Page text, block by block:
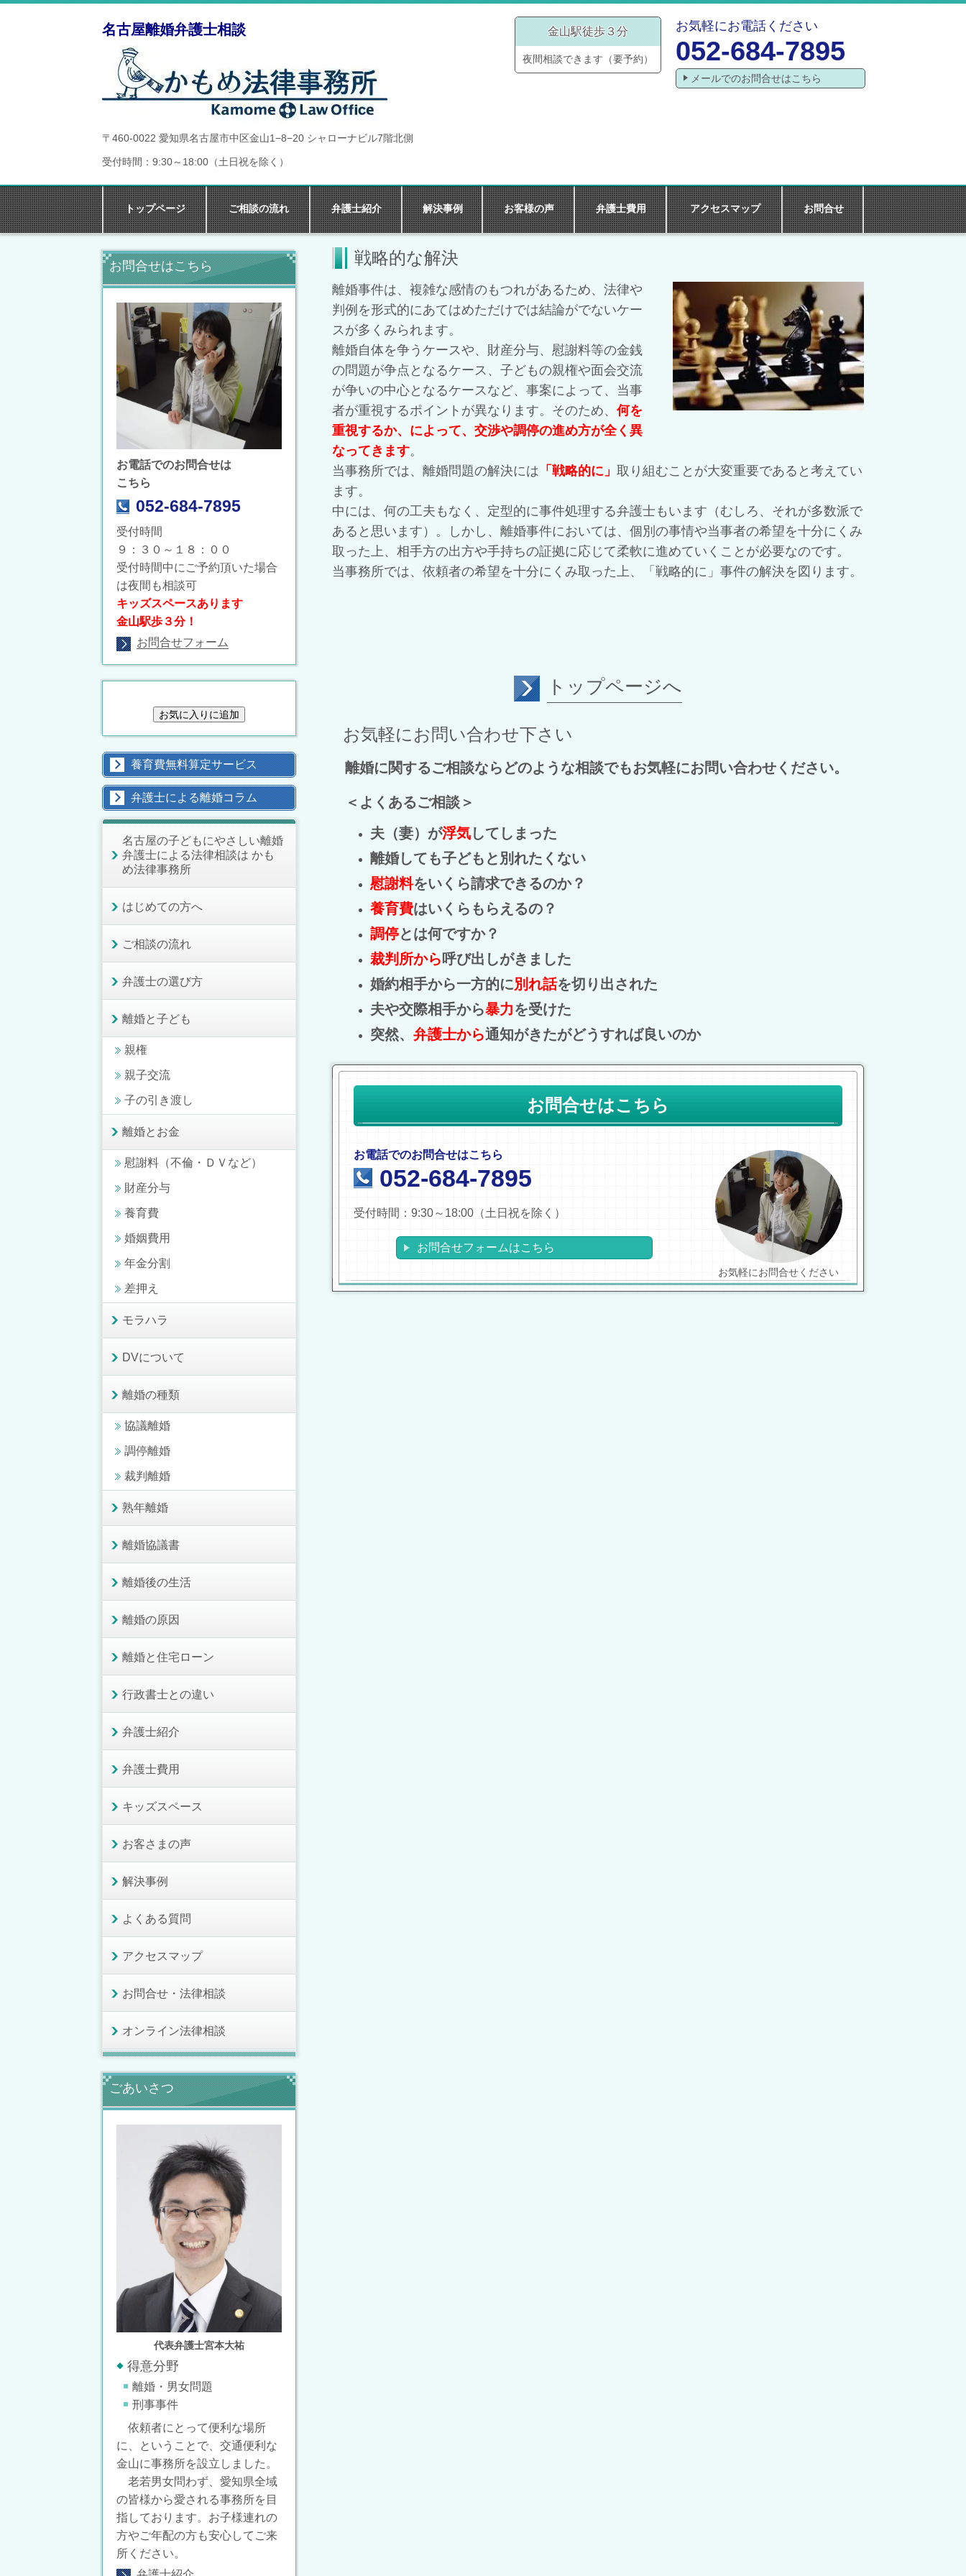
名古屋離婚弁護士相談
〒460-0022 愛知県名古屋市中区金山1−8−20 シャローナビル7階北側
受付時間：9:30～18:00（土日祝を除く）
金山駅徒歩３分
夜間相談できます（要予約）
お気軽にお電話ください
052-684-7895
メールでのお問合せはこちら
トップページ ご相談の流れ 弁護士紹介 解決事例 お客様の声 弁護士費用 アクセスマップ お問合せ
戦略的な解決
離婚事件は、複雑な感情のもつれがあるため、法律や
判例を形式的にあてはめただけでは結論がでないケー
スが多くみられます。
離婚自体を争うケースや、財産分与、慰謝料等の金銭
の問題が争点となるケース、子どもの親権や面会交流
が争いの中心となるケースなど、事案によって、当事
者が重視するポイントが異なります。そのため、 何を
重視するか、によって、交渉や調停の進め方が全く異
なってきます。
当事務所では、離婚問題の解決には 「戦略的に」 取り組むことが大変重要であると考えてい
ます。
中には、何の工夫もなく、定型的に事件処理する弁護士もいます（むしろ、それが多数派で
あると思います）。しかし、離婚事件においては、個別の事情や当事者の希望を十分にくみ
取った上、相手方の出方や手持ちの証拠に応じて柔軟に進めていくことが必要なのです。
当事務所では、依頼者の希望を十分にくみ取った上、「戦略的に」事件の解決を図ります。
トップページへ
お気軽にお問い合わせ下さい
離婚に関するご相談ならどのような相談でもお気軽にお問い合わせください。
＜よくあるご相談＞
夫（妻）が浮気してしまった
離婚しても子どもと別れたくない
慰謝料をいくら請求できるのか？
養育費はいくらもらえるの？
調停とは何ですか？
裁判所から 呼び出しがきました
婚約相手から一方的に別れ話を切り出された
夫や交際相手から暴力を受けた
突然、 弁護士から通知がきたがどうすれば良いのか
お問合せはこちら
お気軽にお問合せください
お電話でのお問合せはこちら
052-684-7895
受付時間：9:30～18:00（土日祝を除く）
お問合せフォームはこちら
お問合せはこちら
お電話でのお問合せは
こちら
052-684-7895
受付時間
９：３０～１８：００
受付時間中にご予約頂いた場合
は夜間も相談可
キッズスペースあります
金山駅歩３分！
お問合せフォーム
養育費無料算定サービス
弁護士による離婚コラム
名古屋の子どもにやさしい離婚
弁護士による法律相談は かも
め法律事務所
はじめての方へ
ご相談の流れ
弁護士の選び方
離婚と子ども
親権
親子交流
子の引き渡し
離婚とお金
慰謝料（不倫・ＤＶなど）
財産分与
養育費
婚姻費用
年金分割
差押え
モラハラ
DVについて
離婚の種類
協議離婚
調停離婚
裁判離婚
熟年離婚
離婚協議書
離婚後の生活
離婚の原因
離婚と住宅ローン
行政書士との違い
弁護士紹介
弁護士費用
キッズスペース
お客さまの声
解決事例
よくある質問
アクセスマップ
お問合せ・法律相談
オンライン法律相談
ごあいさつ
代表弁護士宮本大祐
得意分野
離婚・男女問題
刑事事件
依頼者にとって便利な場所
に、ということで、交通便利な
金山に事務所を設立しました。
老若男女問わず、愛知県全域
の皆様から愛される事務所を目
指しております。お子様連れの
方やご年配の方も安心してご来
所ください。